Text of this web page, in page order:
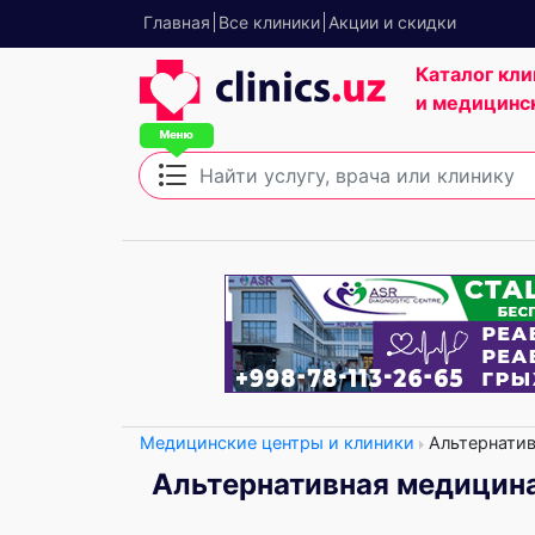
Главная Все клиники Акции и скидки
Каталог
и
Медицинские центры и клиники
Альтернативная